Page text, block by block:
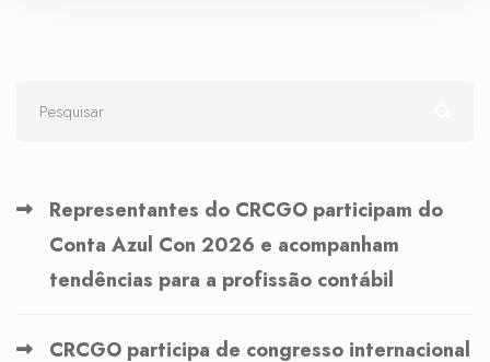
Representantes do CRCGO participam do
Conta Azul Con 2026 e acompanham
tendências para a profissão contábil
CRCGO participa de congresso internacional